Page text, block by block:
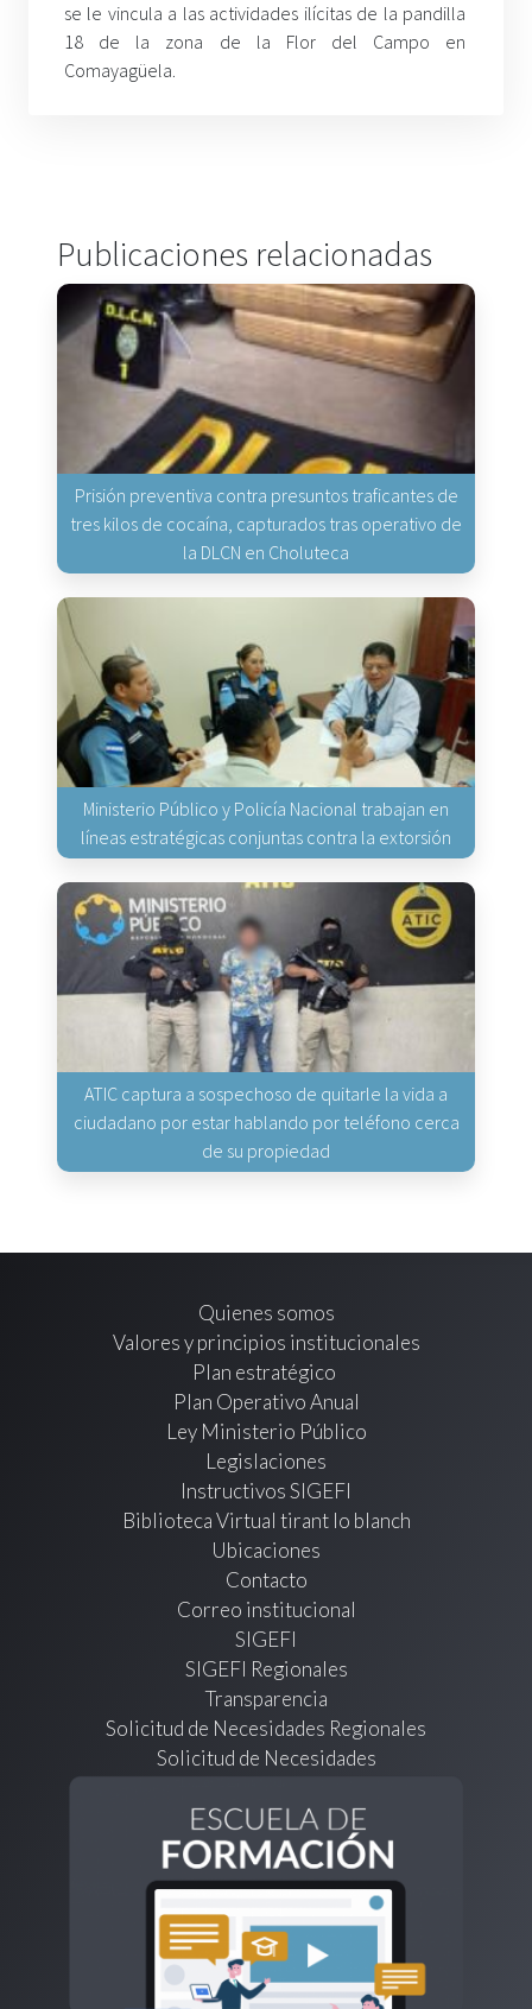
se le vincula a las actividades ilícitas de la pandilla
18 de la zona de la Flor del Campo en
Comayagüela.
Publicaciones relacionadas
Prisión preventiva contra presuntos traficantes de
tres kilos de cocaína, capturados tras operativo de
la DLCN en Choluteca
Ministerio Público y Policía Nacional trabajan en
líneas estratégicas conjuntas contra la extorsión
ATIC captura a sospechoso de quitarle la vida a
ciudadano por estar hablando por teléfono cerca
de su propiedad
Quienes somos
Valores y principios institucionales
Plan estratégico
Plan Operativo Anual
Ley Ministerio Público
Legislaciones
Instructivos SIGEFI
Biblioteca Virtual tirant lo blanch
Ubicaciones
Contacto
Correo institucional
SIGEFI
SIGEFI Regionales
Transparencia
Solicitud de Necesidades Regionales
Solicitud de Necesidades